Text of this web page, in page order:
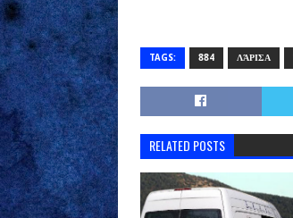
TAGS: 884 ΛΆΡΙΣΑ
RELATED POSTS